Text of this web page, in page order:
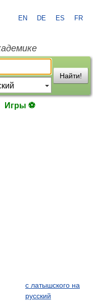
EN DE ES FR
Найти!
Игры ⚽
с латышского на
русский